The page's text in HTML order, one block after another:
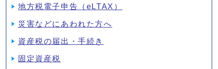
地方税電子申告（eLTAX）
災害などにあわれた方へ
資産税の届出・手続き
固定資産税